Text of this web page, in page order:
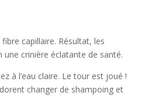
capillaire. Résultat, les
crinière éclatante de santé.
à l’eau claire. Le tour est joué !
changer de shampoing et